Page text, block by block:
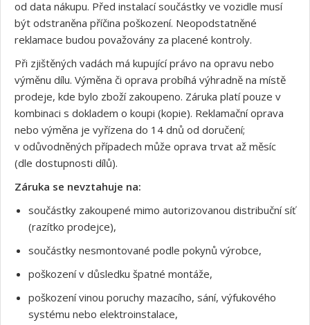
od data nákupu. Před instalací součástky ve vozidle musí
být odstraněna příčina poškození. Neopodstatněné
reklamace budou považovány za placené kontroly.
Při zjištěných vadách má kupující právo na opravu nebo
výměnu dílu. Výměna či oprava probíhá výhradně na místě
prodeje, kde bylo zboží zakoupeno. Záruka platí pouze v
kombinaci s dokladem o koupi (kopie). Reklamační oprava
nebo výměna je vyřízena do 14 dnů od doručení;
v odůvodněných případech může oprava trvat až měsíc
(dle dostupnosti dílů).
Záruka se nevztahuje na:
součástky zakoupené mimo autorizovanou distribuční síť
(razítko prodejce),
součástky nesmontované podle pokynů výrobce,
poškození v důsledku špatné montáže,
poškození vinou poruchy mazacího, sání, výfukového
systému nebo elektroinstalace,